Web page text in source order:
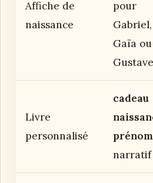
Affiche de
naissance
pour
Gabriel,
Gaïa ou
Gustave
Livre
personnalisé
cadeau
prénom
narratif